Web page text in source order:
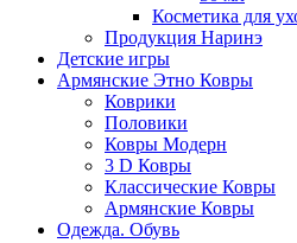
Косметика для
Продукция Наринэ
Детские игры
Армянские Этно Ковры
Коврики
Половики
Ковры Модерн
3 D Ковры
Классические Ковры
Армянские Ковры
Одежда. Обувь